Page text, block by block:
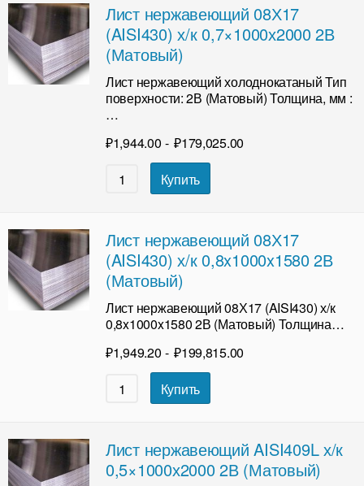
Лист нержавеющий 08Х17
(AISI430) х/к 0,7×1000х2000 2В
(Матовый)
Лист нержавеющий холоднокатаный Тип
поверхности: 2В (Матовый) Толщина, мм :
…
₽1,944.00 - ₽179,025.00
Купить
Лист нержавеющий 08Х17
(AISI430) х/к 0,8x1000x1580 2В
(Матовый)
Лист нержавеющий 08Х17 (AISI430) х/к
0,8x1000x1580 2В (Матовый) Толщина…
₽1,949.20 - ₽199,815.00
Купить
Лист нержавеющий AISI409L х/к
0,5×1000х2000 2В (Матовый)